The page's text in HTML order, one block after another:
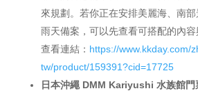
來規劃。若你正在安排美麗海、南
雨天備案，可以先查看可搭配的內容
查看連結： https://www.kkday.com/
tw/product/159391?cid=17725
日本沖繩 DMM Kariyushi 水族館門